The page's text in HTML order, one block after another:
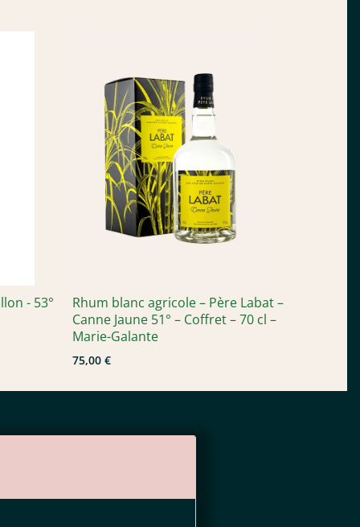
- 53°
Rhum blanc agricole – Père Labat –
Canne Jaune 51° – Coffret – 70 cl –
Marie-Galante
75,00 €